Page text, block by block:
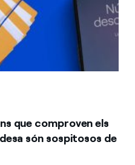
que comproven els
són sospitosos de